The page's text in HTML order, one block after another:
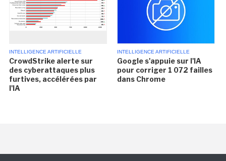
INTELLIGENCE ARTIFICIELLE
CrowdStrike alerte sur
des cyberattaques plus
furtives, accélérées par
l'IA
INTELLIGENCE ARTIFICIELLE
Google s'appuie sur l'IA
pour corriger 1 072 failles
dans Chrome